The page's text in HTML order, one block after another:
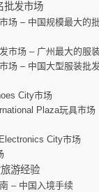
批发市场
场 – 中国规模最大的
市场 – 广州最大的服
场 – 中国大型服装批
City市场
Plaza玩具市场
City市场
游经验
– 中国入境手续